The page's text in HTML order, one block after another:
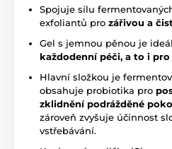
Spojuje sílu
exfoliantů pro zářivou a
Gel s jemnou pěnou je
každodenní péči, a to i
Hlavní složkou je
obsahuje probiotika pro
zklidnění podrážděné
zároveň zvyšuje účinnost
vstřebávání.